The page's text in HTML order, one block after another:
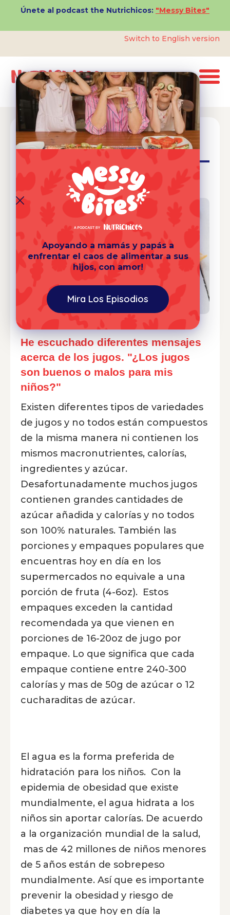
Únete al podcast the Nutrichicos: "Messy Bites"
Apoyando a mamás y papás a
enfrentar el caos de alimentar a sus
hijos, con amor!
Mira Los Episodios
Switch to English version
La Controversia de los Jugos:
¿Buenos o Malos para los niños?
Salud
He escuchado diferentes mensajes
acerca de los jugos. "¿Los jugos
son buenos o malos para mis
niños?"
Existen diferentes tipos de variedades
de jugos y no todos están compuestos
de la misma manera ni contienen los
mismos macronutrientes, calorías,
ingredientes y azúcar.
Desafortunadamente muchos jugos
contienen grandes cantidades de
azúcar añadida y calorías y no todos
son 100% naturales. También las
porciones y empaques populares que
encuentras hoy en día en los
supermercados no equivale a una
porción de fruta (4-6oz). Estos
empaques exceden la cantidad
recomendada ya que vienen en
porciones de 16-20oz de jugo por
empaque. Lo que significa que cada
empaque contiene entre 240-300
calorías y mas de 50g de azúcar o 12
cucharaditas de azúcar.
El agua es la forma preferida de
hidratación para los niños. Con la
epidemia de obesidad que existe
mundialmente, el agua hidrata a los
niños sin aportar calorías. De acuerdo
a la organización mundial de la salud,
mas de 42 millones de niños menores
de 5 años están de sobrepeso
mundialmente. Así que es importante
prevenir la obesidad y riesgo de
diabetes ya que hoy en día la